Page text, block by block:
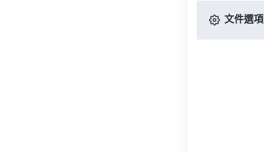
文件選項